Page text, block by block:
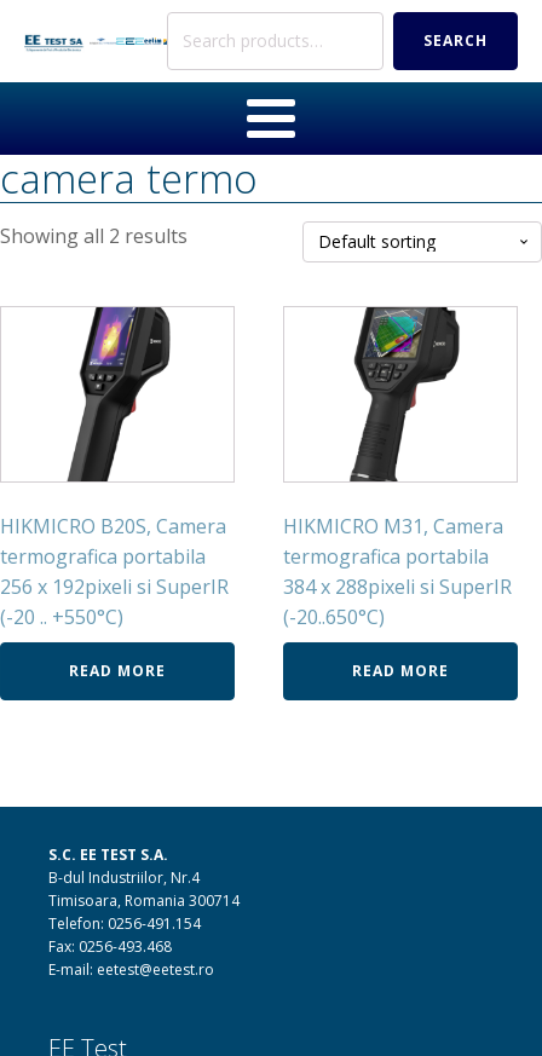
Search
SEARCH
camera termo
Showing all 2 results
HIKMICRO B20S, Camera
termografica portabila
256 x 192pixeli si SuperIR
(-20 .. +550°C)
READ MORE
HIKMICRO M31, Camera
termografica portabila
384 x 288pixeli si SuperIR
(-20..650°C)
READ MORE
S.C. EE TEST S.A.
B-dul Industriilor, Nr.4
Timisoara, Romania 300714
Telefon: 0256-491.154
Fax: 0256-493.468
E-mail: eetest@eetest.ro
EE Test